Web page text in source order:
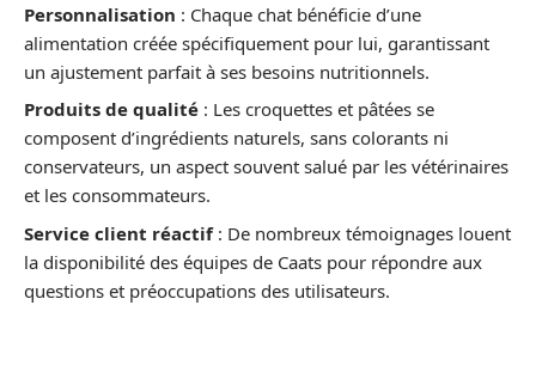
Personnalisation : Chaque chat bénéficie d’une
alimentation créée spécifiquement pour lui, garantissant
un ajustement parfait à ses besoins nutritionnels.
Produits de qualité : Les croquettes et pâtées se
composent d’ingrédients naturels, sans colorants ni
conservateurs, un aspect souvent salué par les vétérinaires
et les consommateurs.
Service client réactif: De nombreux témoignages louent
la disponibilité des équipes de Caats pour répondre aux
questions et préoccupations des utilisateurs.